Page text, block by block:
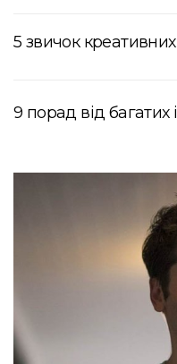
5 звичок
9 порад від багатих